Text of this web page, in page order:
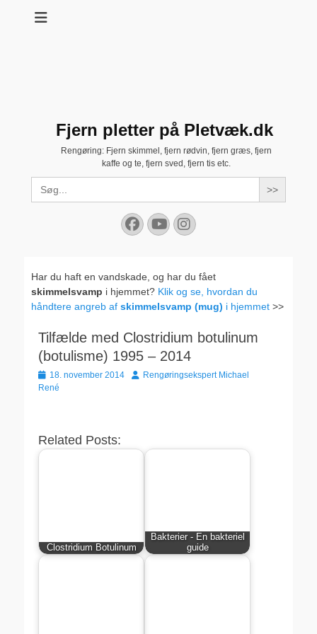
Fjern pletter på Pletvæk.dk
Rengøring: Fjern skimmel, fjern rødvin, fjern græs, fjern
kaffe og te, fjern sved, fjern tis etc.
Search
for:
Facebook
YouTube
Instagram
Har du haft en vandskade, og har du fået
skimmelsvamp i hjemmet? Klik og se, hvordan du
håndtere angreb af skimmelsvamp (mug) i hjemmet >>
Tilfælde med Clostridium botulinum
(botulisme) 1995 – 2014
Udgivet
den
18. november 2014 Forfatter
Rengøringsekspert Michael
René
Related Posts:
Clostridium Botulinum
Bakterier - En bakteriel
guide